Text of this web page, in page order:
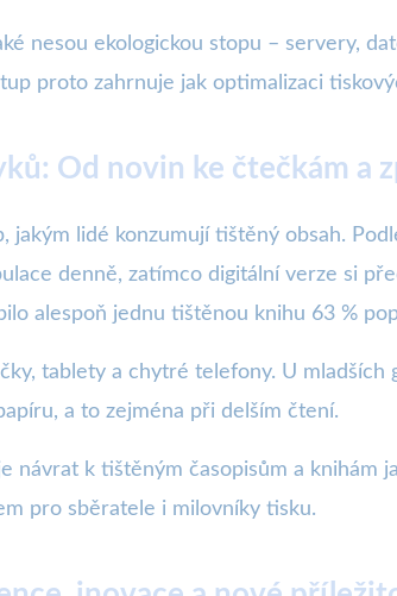
nesou ekologickou stopu – servery,
proto zahrnuje jak optimalizaci
Od novin ke čtečkám a
jakým lidé konzumují tištěný obsah.
denně, zatímco digitální verze si
alespoň jednu tištěnou knihu 63 %
tablety a chytré telefony. U
a to zejména při delším čtení.
návrat k tištěným časopisům a knihám
pro sběratele i milovníky tisku.